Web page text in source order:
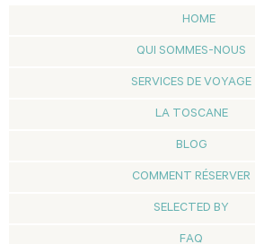
HOME
QUI SOMMES-NOUS
SERVICES DE VOYAGE
LA TOSCANE
BLOG
COMMENT RÉSERVER
SELECTED BY
FAQ